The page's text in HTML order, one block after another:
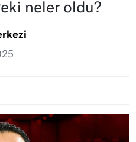
neler oldu?